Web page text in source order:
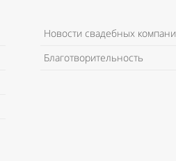
Новости свадебных
Благотворительность